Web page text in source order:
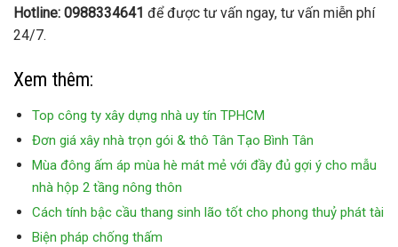
Hotline: 0988334641 để được tư vấn ngay, tư vấn miễn phí
24/7.
Xem thêm:
Top công ty xây dựng nhà uy tín TPHCM
Đơn giá xây nhà trọn gói & thô Tân Tạo Bình Tân
Mùa đông ấm áp mùa hè mát mẻ với đầy đủ gợi ý cho mẫu
nhà hộp 2 tầng nông thôn
Cách tính bậc cầu thang sinh lão tốt cho phong thuỷ phát tài
Biện pháp chống thấm